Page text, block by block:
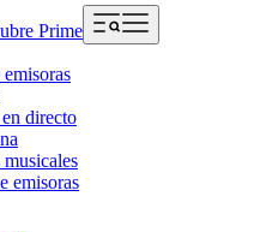
Prime
directo
emisoras